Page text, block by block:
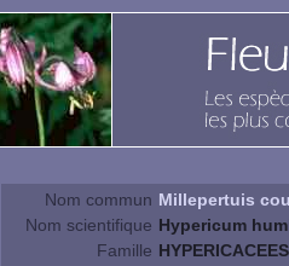
Nom commun Millepertuis
Nom scientifique Hypericum
Famille HYPERICACEES